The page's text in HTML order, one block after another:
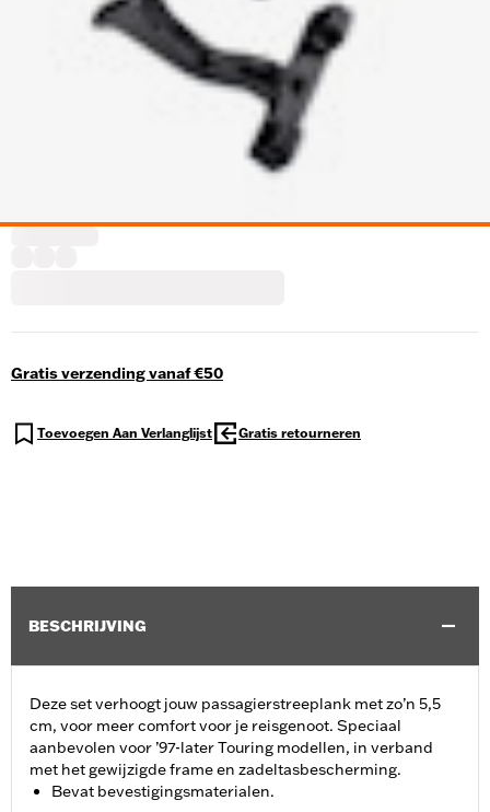
Gratis verzending vanaf €50
Toevoegen Aan Verlanglijst Gratis retourneren
BESCHRIJVING
Deze set verhoogt jouw passagierstreeplank met zo’n 5,5
cm, voor meer comfort voor je reisgenoot. Speciaal
aanbevolen voor ’97-later Touring modellen, in verband
met het gewijzigde frame en zadeltasbescherming.
Bevat bevestigingsmaterialen.